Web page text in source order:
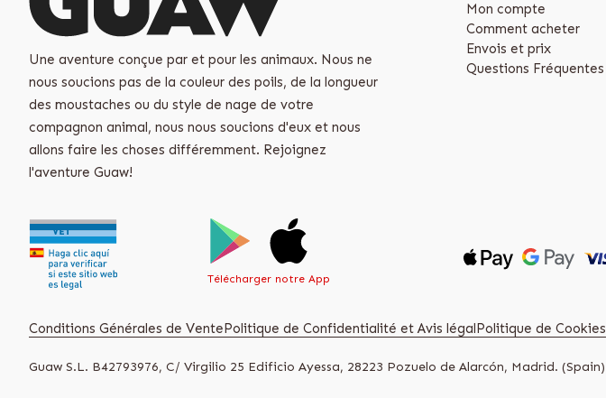
Une aventure conçue par et pour les animaux. Nous ne
nous soucions pas de la couleur des poils, de la longueur
des moustaches ou du style de nage de votre
compagnon animal, nous nous soucions d'eux et nous
allons faire les choses différemment. Rejoignez
l'aventure Guaw!
Mon compte
Comment acheter
Envois et prix
Questions Fréquentes
Télécharger notre App
Conditions Générales de Vente Politique de Confidentialité et Avis légal Politique de Cookies
Guaw S.L. B42793976, C/ Virgilio 25 Edificio Ayessa, 28223 Pozuelo de Alarcón, Madrid. (Spain)